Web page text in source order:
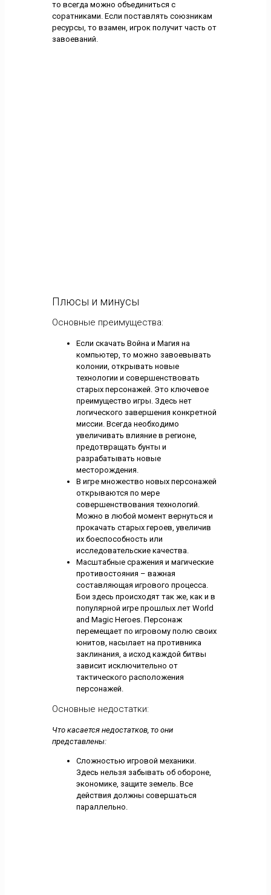
то всегда можно объединиться с
соратниками. Если поставлять союзникам
ресурсы, то взамен, игрок получит часть от
завоеваний.
Плюсы и минусы
Основные преимущества:
Если скачать Война и Магия на
компьютер, то можно завоевывать
колонии, открывать новые
технологии и совершенствовать
старых персонажей. Это ключевое
преимущество игры. Здесь нет
логического завершения конкретной
миссии. Всегда необходимо
увеличивать влияние в регионе,
предотвращать бунты и
разрабатывать новые
месторождения.
В игре множество новых персонажей
открываются по мере
совершенствования технологий.
Можно в любой момент вернуться и
прокачать старых героев, увеличив
их боеспособность или
исследовательские качества.
Масштабные сражения и магические
противостояния – важная
составляющая игрового процесса.
Бои здесь происходят так же, как и в
популярной игре прошлых лет World
and Magic Heroes. Персонаж
перемещает по игровому полю своих
юнитов, насылает на противника
заклинания, а исход каждой битвы
зависит исключительно от
тактического расположения
персонажей.
Основные недостатки:
Что касается недостатков, то они
представлены:
Сложностью игровой механики.
Здесь нельзя забывать об обороне,
экономике, защите земель. Все
действия должны совершаться
параллельно.